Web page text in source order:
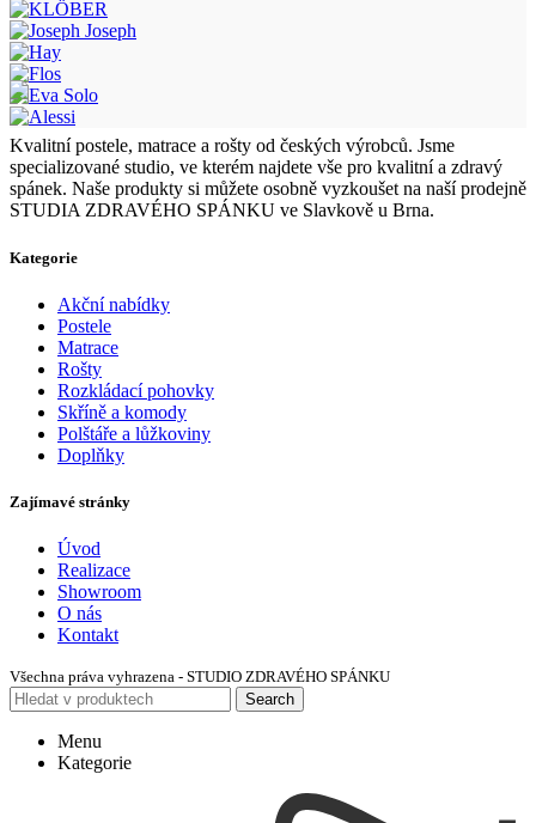
Kvalitní postele, matrace a rošty od českých výrobců. Jsme
specializované studio, ve kterém najdete vše pro kvalitní a zdravý
spánek. Naše produkty si můžete osobně vyzkoušet na naší prodejně
STUDIA ZDRAVÉHO SPÁNKU ve Slavkově u Brna.
Kategorie
Akční nabídky
Postele
Matrace
Rošty
Rozkládací pohovky
Skříně a komody
Polštáře a lůžkoviny
Doplňky
Zajímavé stránky
Úvod
Realizace
Showroom
O nás
Kontakt
Všechna práva vyhrazena - STUDIO ZDRAVÉHO SPÁNKU
Search
Menu
Kategorie